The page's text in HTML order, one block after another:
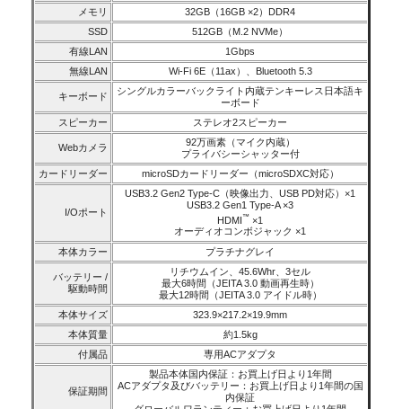
メモリ
32GB（16GB ×2）DDR4
SSD
512GB（M.2 NVMe）
有線LAN
1Gbps
無線LAN
Wi-Fi 6E（11ax）、Bluetooth 5.3
キーボード
シングルカラーバックライト内蔵テンキーレス日本語キ
ーボード
スピーカー
ステレオ2スピーカー
Webカメラ
92万画素（マイク内蔵）
プライバシーシャッター付
カードリーダー
microSDカードリーダー（microSDXC対応）
I/Oポート
USB3.2 Gen2 Type-C（映像出力、USB PD対応）×1
USB3.2 Gen1 Type-A ×3
HDMI™ ×1
オーディオコンボジャック ×1
本体カラー
プラチナグレイ
バッテリー /
駆動時間
リチウムイン、45.6Whr、3セル
最大6時間（JEITA 3.0 動画再生時）
最大12時間（JEITA 3.0 アイドル時）
本体サイズ
323.9×217.2×19.9mm
本体質量
約1.5kg
付属品
専用ACアダプタ
保証期間
製品本体国内保証：お買上げ日より1年間
ACアダプタ及びバッテリー：お買上げ日より1年間の国
内保証